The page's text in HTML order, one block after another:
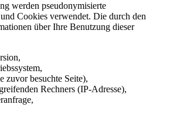
werden pseudonymisierte
Cookies verwendet. Die durch den
über Ihre Benutzung dieser
zuvor besuchte Seite),
Rechners (IP-Adresse),